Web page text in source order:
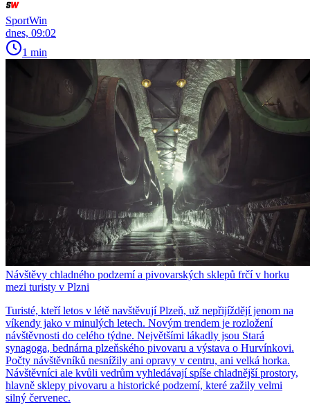
SportWin
dnes, 09:02
1 min
Návštěvy chladného podzemí a pivovarských sklepů frčí v horku
mezi turisty v Plzni
Turisté, kteří letos v létě navštěvují Plzeň, už nepřijíždějí jenom na
víkendy jako v minulých letech. Novým trendem je rozložení
návštěvnosti do celého týdne. Největšími lákadly jsou Stará
synagoga, bednárna plzeňského pivovaru a výstava o Hurvínkovi.
Počty návštěvníků nesnížily ani opravy v centru, ani velká horka.
Návštěvníci ale kvůli vedrům vyhledávají spíše chladnější prostory,
hlavně sklepy pivovaru a historické podzemí, které zažily velmi
silný červenec.